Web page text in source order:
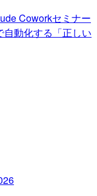
Coworkセミナー
自動化する「正しい